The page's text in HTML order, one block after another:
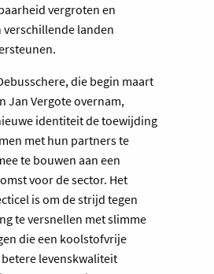
vergroten en
landen
die begin maart
Jan Vergote overnam,
identiteit de toewijding
met hun partners te
te bouwen aan een
voor de sector. Het
is om de strijd tegen
te versnellen met slimme
die een koolstofvrije
levenskwaliteit